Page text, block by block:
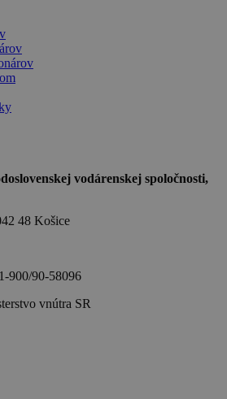
vodárenskej spoločnosti,
48 Košice
900/90-58096
vnútra SR